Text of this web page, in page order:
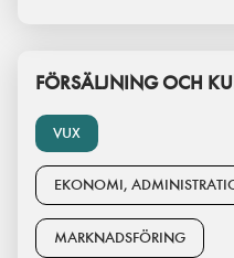
VUX
FÖRSÄLJNING OCH
EKONOMI,
MARKNADSFÖRING